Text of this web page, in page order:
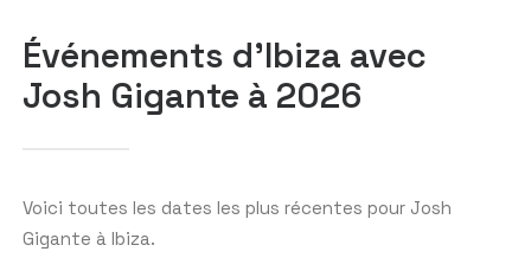
Événements d'Ibiza avec
Josh Gigante à 2026
Voici toutes les dates les plus récentes pour Josh
Gigante à Ibiza.